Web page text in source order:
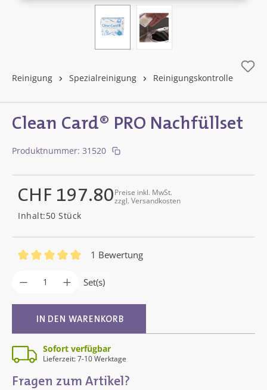
Reinigung Spezialreinigung Reinigungskontrolle
Clean Card® PRO Nachfüllset
Regulärer Preis:
CHF 197.80Preise inkl. MwSt.
zzgl. Versandkosten
Inhalt:50 Stück
1 Bewertung
Produkt Anzahl: Gib den gewünschten
Set(s)
IN DEN WARENKORB
Sofort verfügbar
Lieferzeit: 7-10 Werktage
Produktnummer: 31520
Fragen zum Artikel?